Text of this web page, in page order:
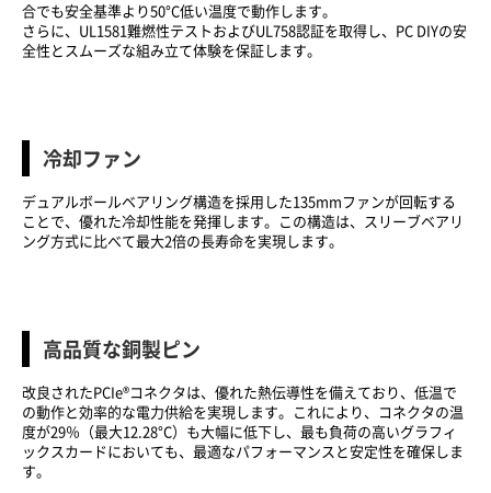
合でも安全基準より50°C低い温度で動作します。
さらに、UL1581難燃性テストおよびUL758認証を取得し、PC DIYの安
全性とスムーズな組み立て体験を保証します。
冷却ファン
デュアルボールベアリング構造を採用した135mmファンが回転する
ことで、優れた冷却性能を発揮します。この構造は、スリーブベアリ
ング方式に比べて最大2倍の長寿命を実現します。
高品質な銅製ピン
改良されたPCIe®コネクタは、優れた熱伝導性を備えており、低温で
の動作と効率的な電力供給を実現します。これにより、コネクタの温
度が29％（最大12.28°C）も大幅に低下し、最も負荷の高いグラフィ
ックスカードにおいても、最適なパフォーマンスと安定性を確保しま
す。